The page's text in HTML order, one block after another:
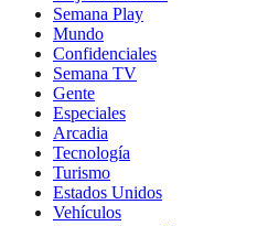
Semana Play
Mundo
Confidenciales
Semana TV
Gente
Especiales
Arcadia
Tecnología
Turismo
Estados Unidos
Vehículos